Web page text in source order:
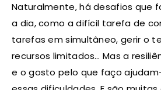
Naturalmente, há desafios que
a dia, como a difícil tarefa de
tarefas em simultâneo, gerir o
recursos limitados… Mas a
e o gosto pelo que faço